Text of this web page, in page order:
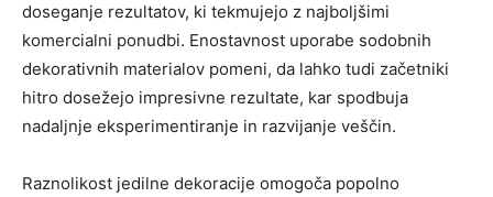
doseganje rezultatov, ki tekmujejo z najboljšimi
komercialni ponudbi. Enostavnost uporabe sodobnih
dekorativnih materialov pomeni, da lahko tudi začetniki
hitro dosežejo impresivne rezultate, kar spodbuja
nadaljnje eksperimentiranje in razvijanje veščin.
Raznolikost jedilne dekoracije omogoča popolno